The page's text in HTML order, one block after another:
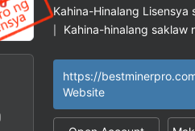
Kahina-Hinalang Lisensya
Kahina-hinalang saklaw
https://
Website